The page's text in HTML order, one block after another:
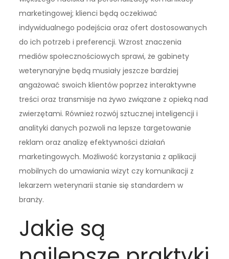
marketingowej; klienci będą oczekiwać
indywidualnego podejścia oraz ofert dostosowanych
do ich potrzeb i preferencji. Wzrost znaczenia
mediów społecznościowych sprawi, że gabinety
weterynaryjne będą musiały jeszcze bardziej
angażować swoich klientów poprzez interaktywne
treści oraz transmisje na żywo związane z opieką nad
zwierzętami. Również rozwój sztucznej inteligencji i
analityki danych pozwoli na lepsze targetowanie
reklam oraz analizę efektywności działań
marketingowych. Możliwość korzystania z aplikacji
mobilnych do umawiania wizyt czy komunikacji z
lekarzem weterynarii stanie się standardem w
branży.
Jakie są